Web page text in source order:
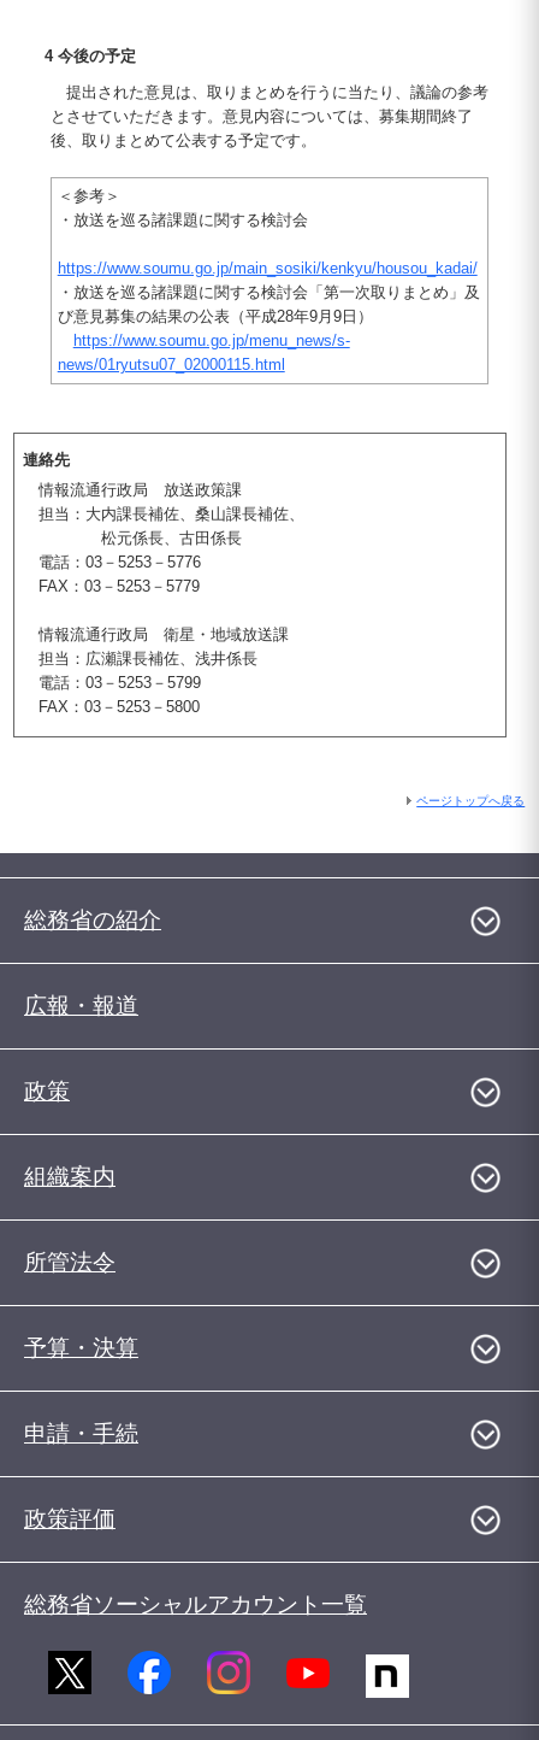
4 今後の予定
提出された意見は、取りまとめを行うに当たり、議論の参考
とさせていただきます。意見内容については、募集期間終了
後、取りまとめて公表する予定です。
＜参考＞
・放送を巡る諸課題に関する検討会
https://www.soumu.go.jp/main_sosiki/kenkyu/housou_kadai/
・放送を巡る諸課題に関する検討会「第一次取りまとめ」及
び意見募集の結果の公表（平成28年9月9日）
https://www.soumu.go.jp/menu_news/s-
news/01ryutsu07_02000115.html
連絡先
情報流通行政局 放送政策課
担当：大内課長補佐、桑山課長補佐、
松元係長、古田係長
電話：03－5253－5776
FAX：03－5253－5779
情報流通行政局 衛星・地域放送課
担当：広瀬課長補佐、浅井係長
電話：03－5253－5799
FAX：03－5253－5800
ページトップへ戻る
総務省の紹介
広報・報道
政策
組織案内
所管法令
予算・決算
申請・手続
政策評価
総務省ソーシャルアカウント一覧